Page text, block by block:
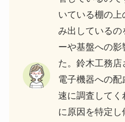
いている棚の
み出しているの
ーや基盤への影
た。鈴木工務店
電子機器への
速に調査して
に原因を特定し